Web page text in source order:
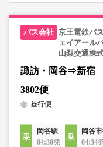
京王電鉄バ
ェイアール
山梨交通株
諏訪・岡谷⇒新宿
3802便
昼行便
岡谷駅
04:30発
岡谷
04:34